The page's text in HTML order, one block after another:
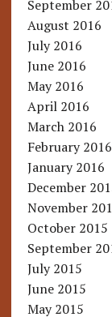
September
August 2016
July 2016
June 2016
May 2016
April 2016
March 2016
February 2016
January 2016
December
November
October 2015
September
July 2015
June 2015
May 2015